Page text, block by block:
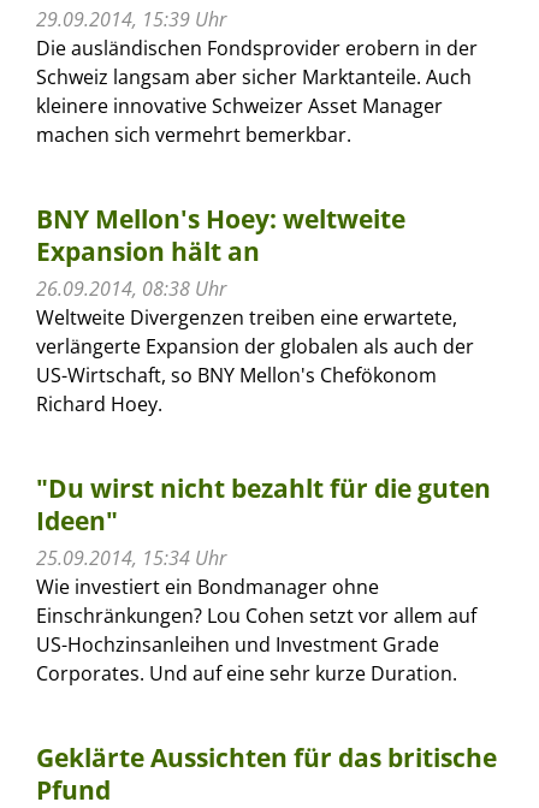
29.09.2014, 15:39 Uhr
Die ausländischen Fondsprovider erobern in der
Schweiz langsam aber sicher Marktanteile. Auch
kleinere innovative Schweizer Asset Manager
machen sich vermehrt bemerkbar.
BNY Mellon's Hoey: weltweite
Expansion hält an
26.09.2014, 08:38 Uhr
Weltweite Divergenzen treiben eine erwartete,
verlängerte Expansion der globalen als auch der
US-Wirtschaft, so BNY Mellon's Chefökonom
Richard Hoey.
"Du wirst nicht bezahlt für die guten
Ideen"
25.09.2014, 15:34 Uhr
Wie investiert ein Bondmanager ohne
Einschränkungen? Lou Cohen setzt vor allem auf
US-Hochzinsanleihen und Investment Grade
Corporates. Und auf eine sehr kurze Duration.
Geklärte Aussichten für das britische
Pfund